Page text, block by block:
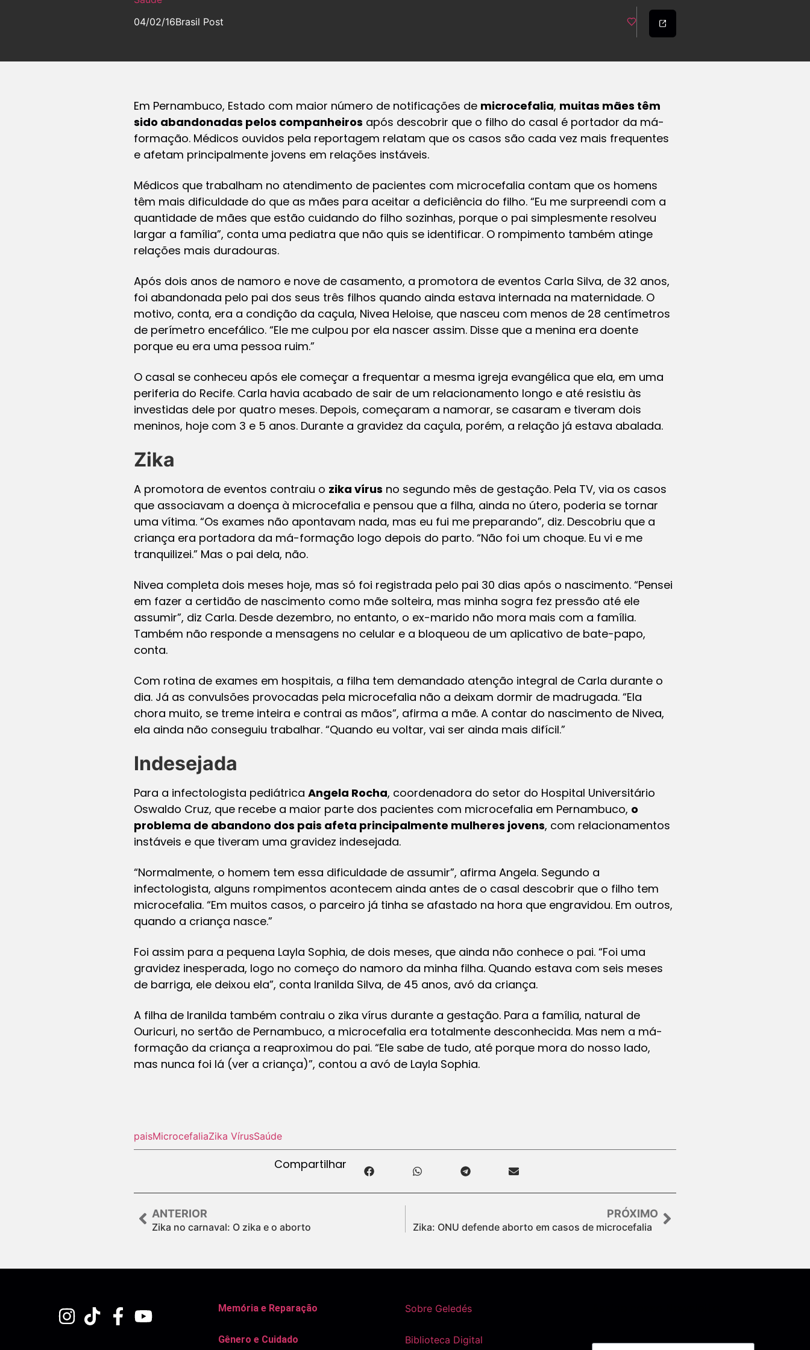
04/02/16Brasil Post
Em Pernambuco, Estado com maior número de notificações de microcefalia, muitas mães têm
sido abandonadas pelos companheiros após descobrir que o filho do casal é portador da má-
formação. Médicos ouvidos pela reportagem relatam que os casos são cada vez mais frequentes
e afetam principalmente jovens em relações instáveis.
Médicos que trabalham no atendimento de pacientes com microcefalia contam que os homens
têm mais dificuldade do que as mães para aceitar a deficiência do filho. “Eu me surpreendi com a
quantidade de mães que estão cuidando do filho sozinhas, porque o pai simplesmente resolveu
largar a família”, conta uma pediatra que não quis se identificar. O rompimento também atinge
relações mais duradouras.
Após dois anos de namoro e nove de casamento, a promotora de eventos Carla Silva, de 32 anos,
foi abandonada pelo pai dos seus três filhos quando ainda estava internada na maternidade. O
motivo, conta, era a condição da caçula, Nivea Heloise, que nasceu com menos de 28 centímetros
de perímetro encefálico. “Ele me culpou por ela nascer assim. Disse que a menina era doente
porque eu era uma pessoa ruim.”
O casal se conheceu após ele começar a frequentar a mesma igreja evangélica que ela, em uma
periferia do Recife. Carla havia acabado de sair de um relacionamento longo e até resistiu às
investidas dele por quatro meses. Depois, começaram a namorar, se casaram e tiveram dois
meninos, hoje com 3 e 5 anos. Durante a gravidez da caçula, porém, a relação já estava abalada.
Zika
A promotora de eventos contraiu o zika vírus no segundo mês de gestação. Pela TV, via os casos
que associavam a doença à microcefalia e pensou que a filha, ainda no útero, poderia se tornar
uma vítima. “Os exames não apontavam nada, mas eu fui me preparando”, diz. Descobriu que a
criança era portadora da má-formação logo depois do parto. “Não foi um choque. Eu vi e me
tranquilizei.” Mas o pai dela, não.
Nivea completa dois meses hoje, mas só foi registrada pelo pai 30 dias após o nascimento. “Pensei
em fazer a certidão de nascimento como mãe solteira, mas minha sogra fez pressão até ele
assumir”, diz Carla. Desde dezembro, no entanto, o ex-marido não mora mais com a família.
Também não responde a mensagens no celular e a bloqueou de um aplicativo de bate-papo,
conta.
Com rotina de exames em hospitais, a filha tem demandado atenção integral de Carla durante o
dia. Já as convulsões provocadas pela microcefalia não a deixam dormir de madrugada. “Ela
chora muito, se treme inteira e contrai as mãos”, afirma a mãe. A contar do nascimento de Nivea,
ela ainda não conseguiu trabalhar. “Quando eu voltar, vai ser ainda mais difícil.”
Indesejada
Para a infectologista pediátrica Angela Rocha, coordenadora do setor do Hospital Universitário
Oswaldo Cruz, que recebe a maior parte dos pacientes com microcefalia em Pernambuco, o
problema de abandono dos pais afeta principalmente mulheres jovens, com relacionamentos
instáveis e que tiveram uma gravidez indesejada.
“Normalmente, o homem tem essa dificuldade de assumir”, afirma Angela. Segundo a
infectologista, alguns rompimentos acontecem ainda antes de o casal descobrir que o filho tem
microcefalia. “Em muitos casos, o parceiro já tinha se afastado na hora que engravidou. Em outros,
quando a criança nasce.”
Foi assim para a pequena Layla Sophia, de dois meses, que ainda não conhece o pai. “Foi uma
gravidez inesperada, logo no começo do namoro da minha filha. Quando estava com seis meses
de barriga, ele deixou ela”, conta Iranilda Silva, de 45 anos, avó da criança.
A filha de Iranilda também contraiu o zika vírus durante a gestação. Para a família, natural de
Ouricuri, no sertão de Pernambuco, a microcefalia era totalmente desconhecida. Mas nem a má-
formação da criança a reaproximou do pai. “Ele sabe de tudo, até porque mora do nosso lado,
mas nunca foi lá (ver a criança)”, contou a avó de Layla Sophia.
paisMicrocefaliaZika VírusSaúde
Compartilhar
ANTERIOR
Zika no carnaval: O zika e o aborto
PRÓXIMO
Zika: ONU defende aborto em casos de microcefalia
Memória e Reparação
Gênero e Cuidado
Sobre Geledés
Biblioteca Digital